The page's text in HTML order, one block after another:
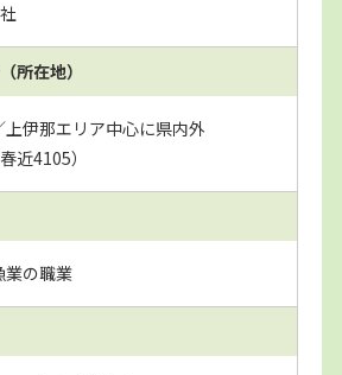
（所在地）
伊那エリア中心に県内外
近4105）
業の職業